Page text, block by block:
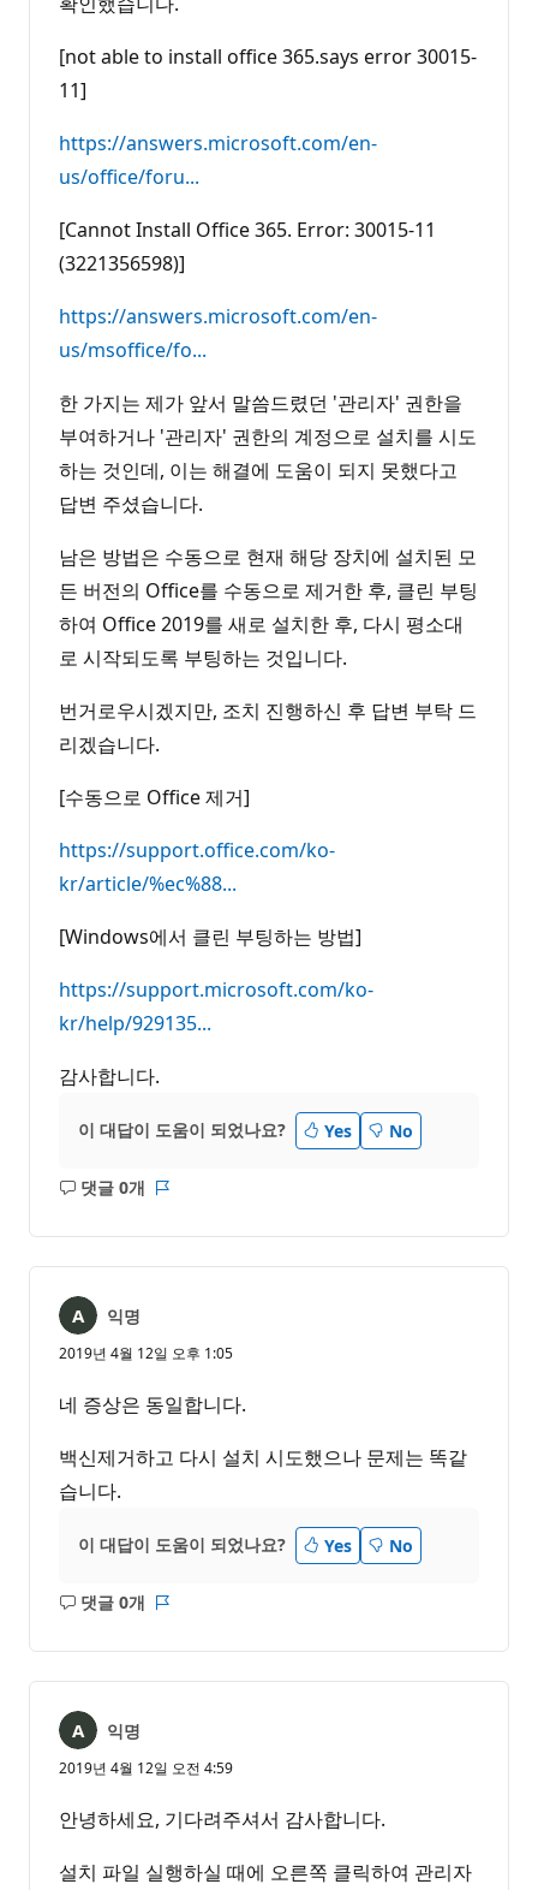
[not able to install office 365.says error 30015-
11]
https://answers.microsoft.com/en-
us/office/foru...
[Cannot Install Office 365. Error: 30015-11
(3221356598)]
https://answers.microsoft.com/en-
us/msoffice/fo...
한 가지는 제가 앞서 말씀드렸던 '관리자' 권한을
부여하거나 '관리자' 권한의 계정으로 설치를 시도
하는 것인데, 이는 해결에 도움이 되지 못했다고
답변 주셨습니다.
남은 방법은 수동으로 현재 해당 장치에 설치된 모
든 버전의 Office를 수동으로 제거한 후, 클린 부팅
하여 Office 2019를 새로 설치한 후, 다시 평소대
로 시작되도록 부팅하는 것입니다.
번거로우시겠지만, 조치 진행하신 후 답변 부탁 드
리겠습니다.
[수동으로 Office 제거]
https://support.office.com/ko-
kr/article/%ec%88...
[Windows에서 클린 부팅하는 방법]
https://support.microsoft.com/ko-
kr/help/929135...
감사합니다.
이 대답이 도움이 되었나요? Yes No
댓글 0개
설
음
익명
2019년 4월 12일 오후 1:05
네 증상은 동일합니다.
백신제거하고 다시 설치 시도했으나 문제는 똑같
습니다.
이 대답이 도움이 되었나요? Yes No
댓글 0개
설
음
익명
2019년 4월 12일 오전 4:59
안녕하세요, 기다려주셔서 감사합니다.
설치 파일 실행하실 때에 오른쪽 클릭하여 관리자